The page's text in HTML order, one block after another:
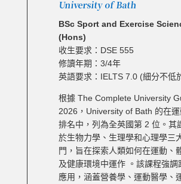
University of Bath
BSc Sport and Exercise
(Hons)
收生要求：DSE 555
修讀年期：3/4年
英語要求：IELTS 7.0 (細分不低
根據 The Complete University
2026，University of Bath 的在
排名中，列為全英國第 2 位。其
於生物力學、生理學和心理學三
門，旨在探索人類如何在運動、
及健康環境中運作 。該課程強調
應用，涵蓋營養學、運動醫學、